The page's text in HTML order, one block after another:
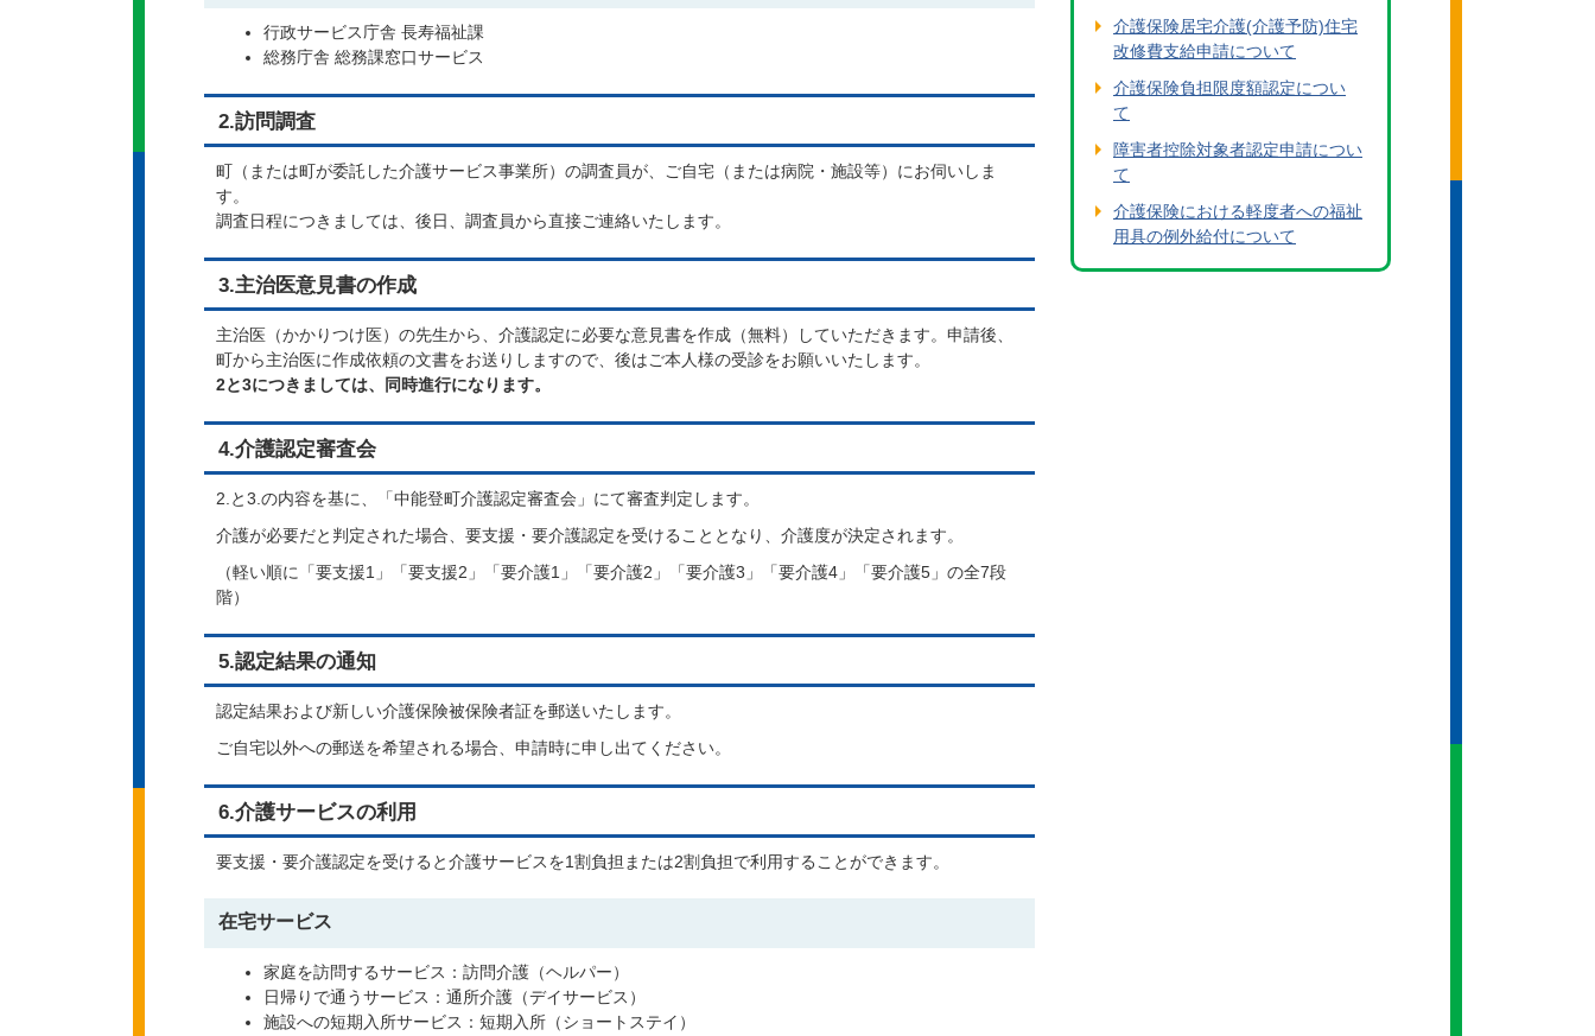
行政サービス庁舎 長寿福祉課
総務庁舎 総務課窓口サービス
2.訪問調査
町（または町が委託した介護サービス事業所）の調査員が、ご自宅（または病院・施設等）にお伺いしま
す。
調査日程につきましては、後日、調査員から直接ご連絡いたします。
3.主治医意見書の作成
主治医（かかりつけ医）の先生から、介護認定に必要な意見書を作成（無料）していただきます。申請後、
町から主治医に作成依頼の文書をお送りしますので、後はご本人様の受診をお願いいたします。
2と3につきましては、同時進行になります。
4.介護認定審査会
2.と3.の内容を基に、「中能登町介護認定審査会」にて審査判定します。
介護が必要だと判定された場合、要支援・要介護認定を受けることとなり、介護度が決定されます。
（軽い順に「要支援1」「要支援2」「要介護1」「要介護2」「要介護3」「要介護4」「要介護5」の全7段
階）
5.認定結果の通知
認定結果および新しい介護保険被保険者証を郵送いたします。
ご自宅以外への郵送を希望される場合、申請時に申し出てください。
6.介護サービスの利用
要支援・要介護認定を受けると介護サービスを1割負担または2割負担で利用することができます。
在宅サービス
家庭を訪問するサービス：訪問介護（ヘルパー）
日帰りで通うサービス：通所介護（デイサービス）
施設への短期入所サービス：短期入所（ショートステイ）
介護保険居宅介護(介護予防)住宅
改修費支給申請について
介護保険負担限度額認定につい
て
障害者控除対象者認定申請につい
て
介護保険における軽度者への福祉
用具の例外給付について